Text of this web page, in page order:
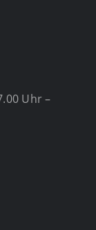
Uhr –